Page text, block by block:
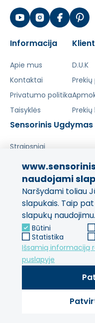
Informacija
Apie mus
Kontaktai
Privatumo politika
Taisyklės
D.U.K
Sensorinis Ugdymas
Straipsniai
Pasidalinkite
Jūsų nuomonė
ir kitiems pirkėjams.
© 2013 - 2026
naudojami
Naršydami toliau
slapukais. Taip
slapukų naudojimu.
Būtini
Statistika
Išsamią informaciją
puslapyje